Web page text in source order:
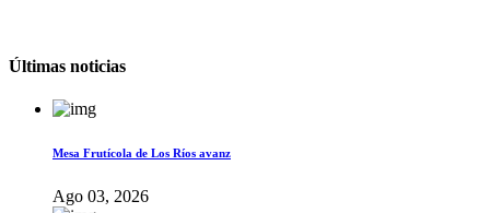
Últimas noticias
Mesa Frutícola de Los Ríos avanz
Ago 03, 2026